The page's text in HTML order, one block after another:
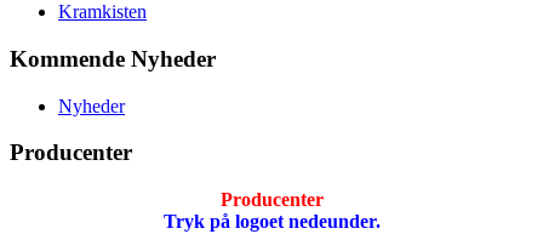
Kramkisten
Kommende Nyheder
Nyheder
Producenter
Producenter
Tryk på logoet nedeunder.